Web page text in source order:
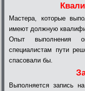
Мастера, которые
имеют должную
Опыт выполнения
специалистам пути
спасовали бы.
Выполняется запись